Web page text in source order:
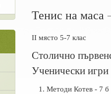
Тенис на маса
II място 5-7 клас
Столично
Ученически
Методи Котев - 7 б